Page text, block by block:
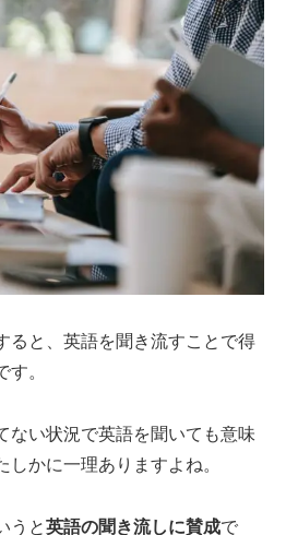
ると、英語を聞き流すことで得
。
ない状況で英語を聞いても意味
かに一理ありますよね。
うと英語の聞き流しに賛成で